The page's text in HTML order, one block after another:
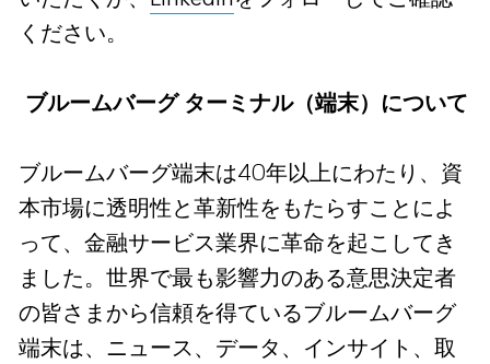
ください。
ブルームバーグ ターミナル（端末）について
ブルームバーグ端末は40年以上にわたり、資
本市場に透明性と革新性をもたらすことによ
って、金融サービス業界に革命を起こしてき
ました。世界で最も影響力のある意思決定者
の皆さまから信頼を得ているブルームバーグ
端末は、ニュース、データ、インサイト、取